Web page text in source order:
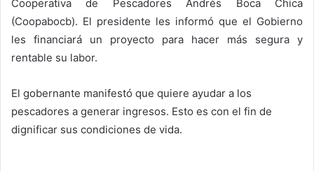
Cooperativa de Pescadores Andrés Boca Chica
(Coopabocb). El presidente les informó que el Gobierno
les financiará un proyecto para hacer más segura y
rentable su labor.
El gobernante manifestó que quiere ayudar a los
pescadores a generar ingresos. Esto es con el fin de
dignificar sus condiciones de vida.